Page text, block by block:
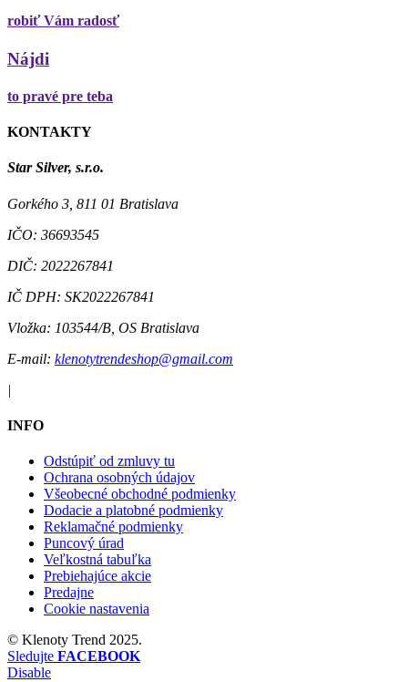
robiť Vám radosť
Nájdi
to pravé pre teba
KONTAKTY
Star Silver, s.r.o.
Gorkého 3, 811 01 Bratislava
IČO: 36693545
DIČ: 2022267841
IČ DPH: SK2022267841
Vložka: 103544/B, OS Bratislava
E-mail: klenotytrendeshop@gmail.com
|
INFO
Odstúpiť od zmluvy tu
Ochrana osobných údajov
Všeobecné obchodné podmienky
Dodacie a platobné podmienky
Reklamačné podmienky
Puncový úrad
Veľkostná tabuľka
Prebiehajúce akcie
Predajne
Cookie nastavenia
© Klenoty Trend 2025.
Sledujte FACEBOOK
Disable